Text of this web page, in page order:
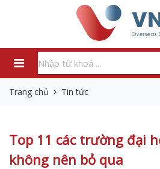
Trang chủ Tin tức
Top 11 các trường đại
không nên bỏ qua